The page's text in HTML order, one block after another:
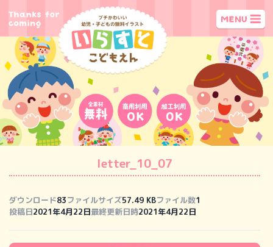
letter_10_07
ダウンロード83ファイルサイズ57.49 KBファイル数1
投稿日2021年4月22日最終更新日時2021年4月22日